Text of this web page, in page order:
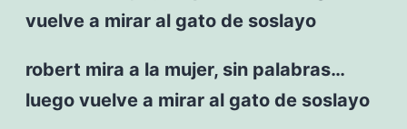
vuelve a mirar al gato de soslayo
robert mira a la mujer, sin palabras…
luego vuelve a mirar al gato de soslayo